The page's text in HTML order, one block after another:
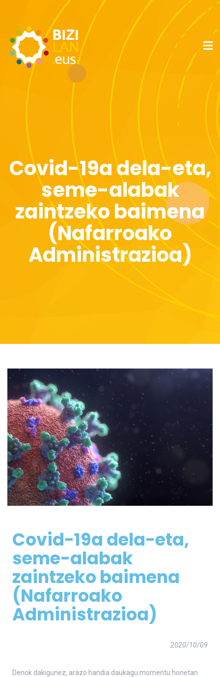
Covid-19a dela-eta,
seme-alabak
zaintzeko baimena
(Nafarroako
Administrazioa)
Covid-19a dela-eta,
seme-alabak
zaintzeko baimena
(Nafarroako
Administrazioa)
2020/10/09
Denok dakigunez, arazo handia daukagu momentu honetan